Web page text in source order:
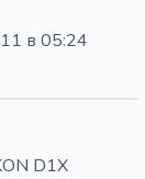
в 05:24
D1X